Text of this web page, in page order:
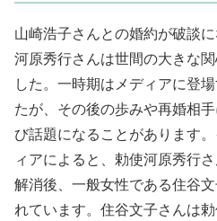
山崎浩子さんとの婚約が破談
河原秀行さんは世間の大きな
した。一時期はメディアに登
たが、その後の歩みや再婚相
び話題になることがあります
ィアによると、勅使河原秀行
解消後、一般女性である住谷
れています。住谷文子さんは